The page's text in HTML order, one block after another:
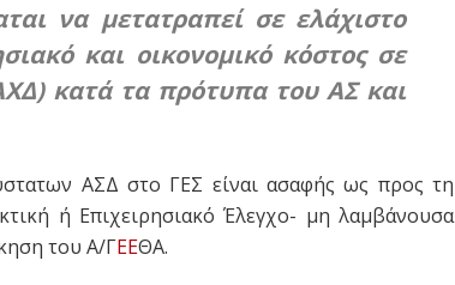
να μετατραπεί σε ελάχιστο
και οικονομικό κόστος σε
κατά τα πρότυπα του ΑΣ και
ΑΣΔ στο ΓΕΣ είναι ασαφής ως προς τη
ή Επιχειρησιακό Έλεγχο- μη λαμβάνουσα
του Α/ΓΕΕΘΑ.